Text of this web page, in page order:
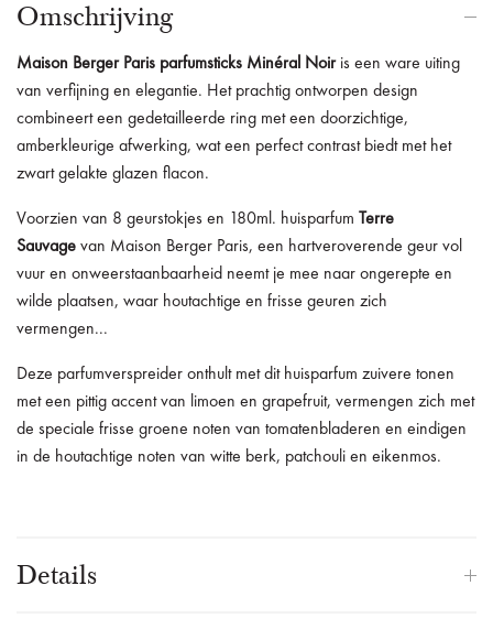
Omschrijving
Maison Berger Paris parfumsticks Minéral Noiris een ware uiting
van verfijning en elegantie. Het prachtig ontworpen design
combineert een gedetailleerde ring met een doorzichtige,
amberkleurige afwerking, wat een perfect contrast biedt met het
zwart gelakte glazen flacon.
Voorzien van 8 geurstokjes en 180ml. huisparfum Terre
Sauvage van Maison Berger Paris, een hartveroverende geur vol
vuur en onweerstaanbaarheid neemt je mee naar ongerepte en
wilde plaatsen, waar houtachtige en frisse geuren zich
vermengen...
Deze parfumverspreider onthult met dit huisparfum zuivere tonen
met een pittig accent van limoen en grapefruit, vermengen zich met
de speciale frisse groene noten van tomatenbladeren en eindigen
in de houtachtige noten van witte berk, patchouli en eikenmos.
Details